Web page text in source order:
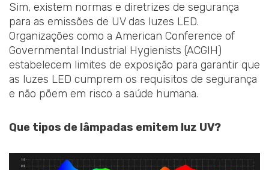
Sim, existem normas e diretrizes de segurança
para as emissões de UV das luzes LED.
Organizações como a American Conference of
Governmental Industrial Hygienists (ACGIH)
estabelecem limites de exposição para garantir que
as luzes LED cumprem os requisitos de segurança
e não põem em risco a saúde humana.
Que tipos de lâmpadas emitem luz UV?